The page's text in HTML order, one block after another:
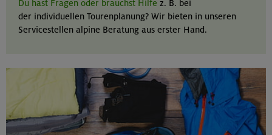
Du hast Fragen oder brauchst Hilfe z. B. bei
der individuellen Tourenplanung? Wir bieten in unseren
Servicestellen alpine Beratung aus erster Hand.